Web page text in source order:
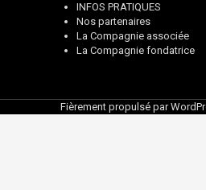
INFOS PRATIQUES
Nos partenaires
La Compagnie associée
La Compagnie fondatrice
Fièrement propulsé par